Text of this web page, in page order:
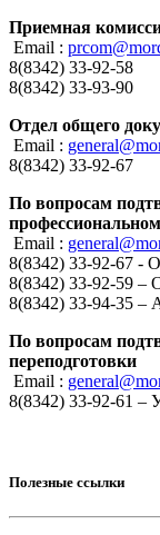
Приемная
Email :
8(8342) 33-92-58
8(8342) 33-93-90
Отдел общего
Email :
8(8342) 33-92-67
По вопросам
Email :
8(8342) 33-92-
8(8342) 33-92-59
8(8342) 33-94-35
По вопросам
переподготовки
Email :
8(8342) 33-92-61 –
Полезные ссылки